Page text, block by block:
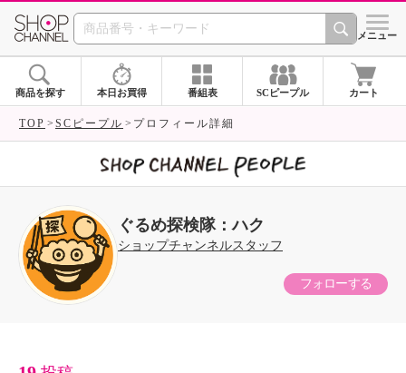
SHOP CHANNEL シメニュー
商品を探す 本日お買得 番組表 SCピープル カート
TOP SCピープル プロフィール詳細
ぐるめ探検隊：ハク
ショップチャンネルスタッフ
フォローする